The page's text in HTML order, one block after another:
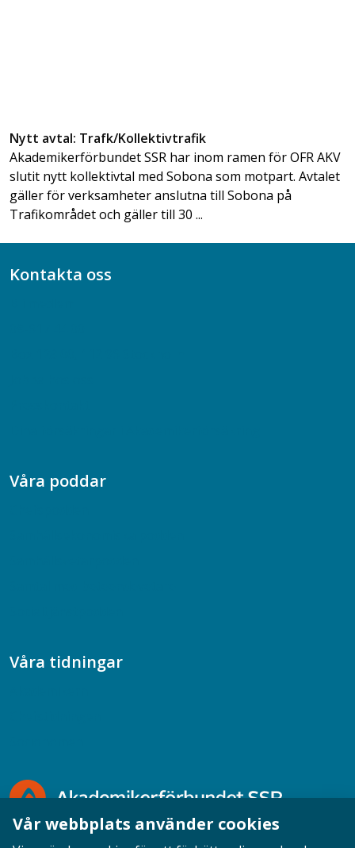
Nytt avtal: Trafk/Kollektivtrafik
Akademikerförbundet SSR har inom ramen för OFR AKV
slutit nytt kollektivtal med Sobona som motpart. Avtalet
gäller för verksamheter anslutna till Sobona på
Trafikområdet och gäller till 30 ...
Kontakta oss
Våra poddar
Våra tidningar
Vår webbplats använder cookies